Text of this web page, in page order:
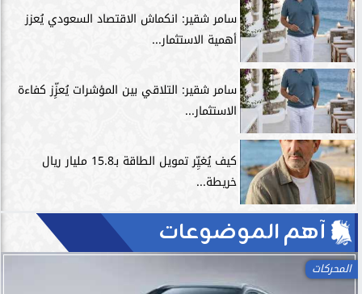
سامر شقير: انكماش الاقتصاد السعودي يُعزز
أهمية الاستثمار...
سامر شقير: التلاقي بين المؤشرات يُعزِّز كفاءة
الاستثمار...
كيف يُغيِّر تمويل الطاقة بـ15.8 مليار ريال
خريطة...
آهم الموضوعات
اللياقة